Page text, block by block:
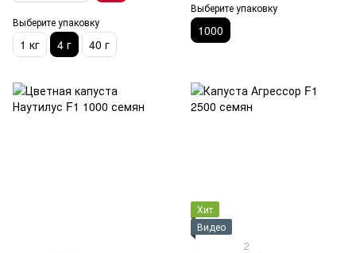
Выберите упаковку
1 кг 4 г 40 г
Выберите упаковку
1000
Хит
Видео
2